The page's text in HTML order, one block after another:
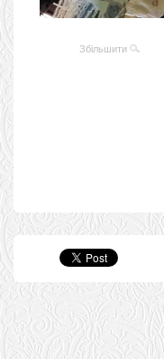
Збільшити